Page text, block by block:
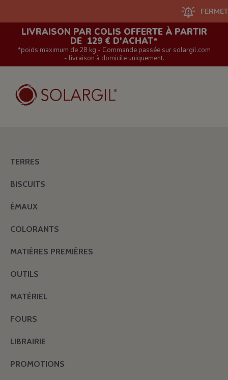
FERMETURE
LIVRAISON PAR COLIS OFFERTE À PARTIR
DE 129 € D'ACHAT*
*poids maximum de 28 kg - Commande passée sur solargil.com
- livraison à domicile uniquement.
TERRES
BISCUITS
ÉMAUX
COLORANTS
MATIÈRES PREMIÈRES
OUTILS
MATÉRIEL
FOURS
LIBRAIRIE
PROMOTIONS